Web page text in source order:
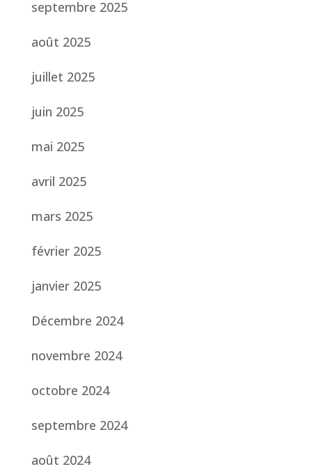
septembre 2025
août 2025
juillet 2025
juin 2025
mai 2025
avril 2025
mars 2025
février 2025
janvier 2025
Décembre 2024
novembre 2024
octobre 2024
septembre 2024
août 2024